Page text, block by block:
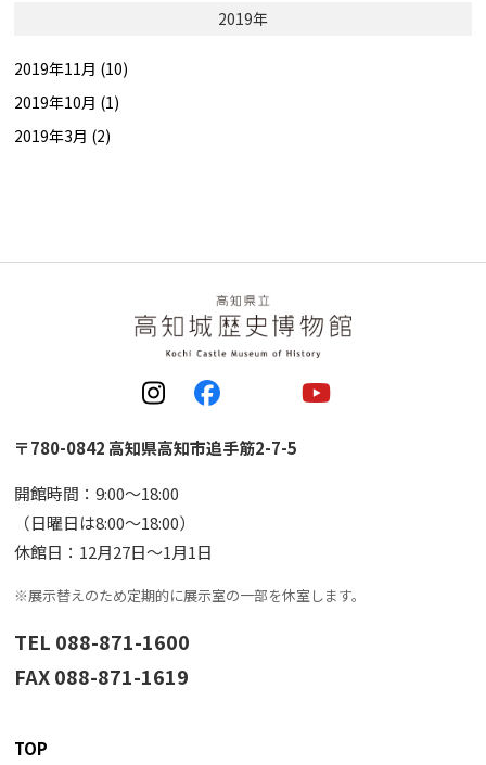
2019年
2019年11月 (10)
2019年10月 (1)
2019年3月 (2)
〒780-0842 高知県高知市追手筋2-7-5
開館時間：9:00〜18:00
（日曜日は8:00〜18:00）
休館日：12月27日〜1月1日
※展示替えのため定期的に展示室の一部を休室します。
TEL 088-871-1600
FAX 088-871-1619
TOP